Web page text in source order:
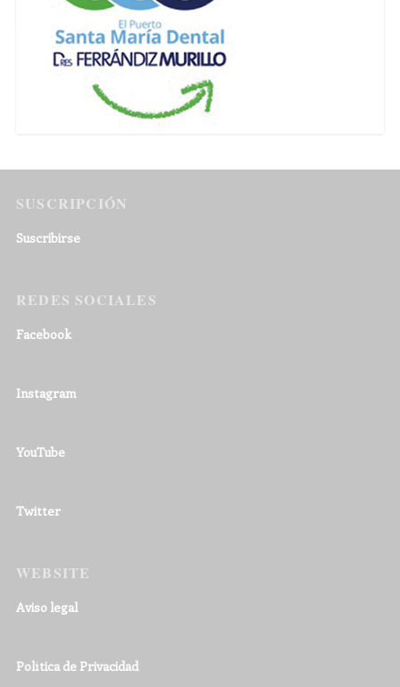
SUSCRIPCIÓN
Suscribirse
REDES SOCIALES
Facebook
Instagram
YouTube
Twitter
WEBSITE
Aviso legal
Política de Privacidad